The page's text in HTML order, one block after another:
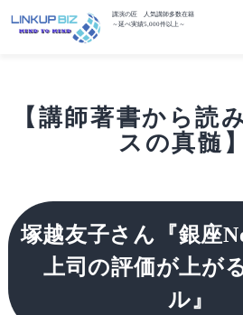
講演の匠 人気講師多数在籍
～延べ実績5,000件以上～
【講師著書から読
スの真髄
塚越友子さん『銀座
上司の評価が上が
ル』